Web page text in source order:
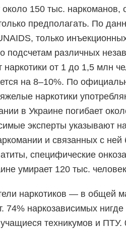
150 тыс. наркоманов,
предполагать. По
только
подсчетам различных
наркотики от 1 до 1,5 млн
на 8–10%. По
наркотики
в Украине погибает
эксперты указывают
и связанных с
специфические
умирает 120 тыс.
наркотиков — в общей
74% наркозависимых
техникумов и